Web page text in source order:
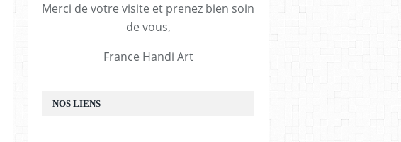
Merci de votre visite et prenez bien soin
de vous,
France Handi Art
NOS LIENS